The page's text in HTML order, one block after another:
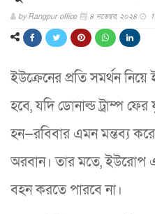
byRangpur office ৪ নভেম্বর, ২০২৪
ইউক্রেনের প্রতি সমর্থন
হবে, যদি ডোনাল্ড ট্রাম্প ফের
হন—রবিবার এমন মন্তব্য
অরবান। তার মতে, ইউরোপ
বহন করতে পারবে না।